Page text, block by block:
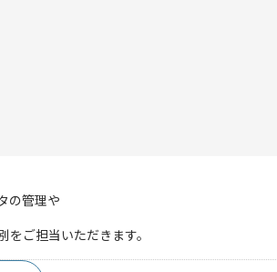
の管理や
をご担当いただきます。